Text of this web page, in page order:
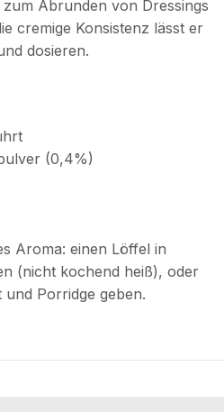
Abrunden von Dressings
cremige Konsistenz lässt er
dosieren.
(0,4%)
Aroma: einen Löffel in
(nicht kochend heiß), oder
Porridge geben.